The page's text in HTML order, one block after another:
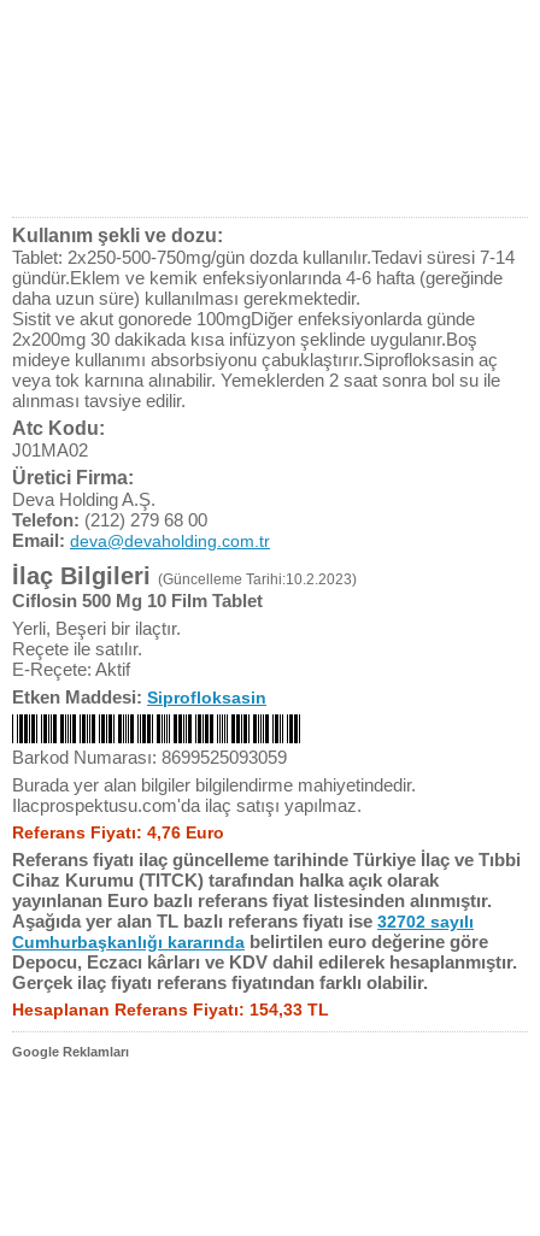
Kullanım şekli ve dozu:
Tablet: 2x250-500-750mg/gün dozda kullanılır.Tedavi süresi 7-14
gündür.Eklem ve kemik enfeksiyonlarında 4-6 hafta (gereğinde
daha uzun süre) kullanılması gerekmektedir.
Sistit ve akut gonorede 100mgDiğer enfeksiyonlarda günde
2x200mg 30 dakikada kısa infüzyon şeklinde uygulanır.Boş
mideye kullanımı absorbsiyonu çabuklaştırır.Siprofloksasin aç
veya tok karnına alınabilir. Yemeklerden 2 saat sonra bol su ile
alınması tavsiye edilir.
Atc Kodu:
J01MA02
Üretici Firma:
Deva Holding A.Ş.
Telefon: (212) 279 68 00
Email: deva@devaholding.com.tr
İlaç Bilgileri (Güncelleme Tarihi:10.2.2023)
Ciflosin 500 Mg 10 Film Tablet
Yerli, Beşeri bir ilaçtır.
Reçete ile satılır.
E-Reçete: Aktif
Etken Maddesi: Siprofloksasin
Barkod Numarası: 8699525093059
Burada yer alan bilgiler bilgilendirme mahiyetindedir.
Ilacprospektusu.com'da ilaç satışı yapılmaz.
Referans Fiyatı: 4,76 Euro
Referans fiyatı ilaç güncelleme tarihinde Türkiye İlaç ve Tıbbi
Cihaz Kurumu (TITCK) tarafından halka açık olarak
yayınlanan Euro bazlı referans fiyat listesinden alınmıştır.
Aşağıda yer alan TL bazlı referans fiyatı ise 32702 sayılı
Cumhurbaşkanlığı kararında belirtilen euro değerine göre
Depocu, Eczacı kârları ve KDV dahil edilerek hesaplanmıştır.
Gerçek ilaç fiyatı referans fiyatından farklı olabilir.
Hesaplanan Referans Fiyatı: 154,33 TL
Google Reklamları